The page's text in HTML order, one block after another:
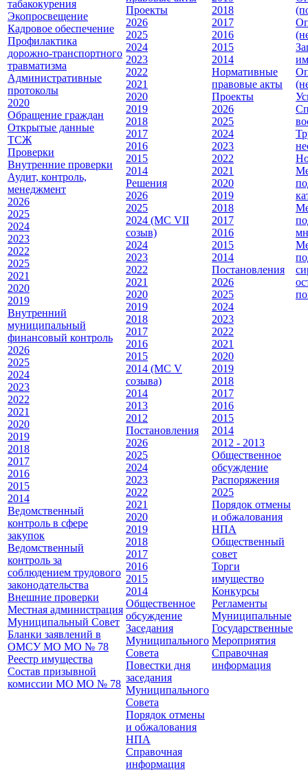
табакокурения
Экопросвещение
Кадровое обеспечение
Профилактика
дорожно-транспортного
травматизма
Административные
протоколы
2020
Обращение граждан
Открытые данные
ТСЖ
Проверки
Внутренние проверки
Аудит, контроль,
менеджмент
2026
2025
2024
2023
2022
2025
2021
2020
2019
Внутренний
муниципальный
финансовый контроль
2026
2025
2024
2023
2022
2021
2020
2019
2018
2017
2016
2015
2014
Ведомственный
контроль в сфере
закупок
Ведомственный
контроль за
соблюдением трудового
законодательства
Внешние проверки
Местная администрация
Муниципальный Совет
Бланки заявлений в
ОМСУ МО МО № 78
Реестр имущества
Состав призывной
комиссии МО МО № 78
Проекты
2026
2025
2024
2023
2022
2021
2020
2019
2018
2017
2016
2015
2014
Решения
2026
2025
2024 (МС VII
созыв)
2024
2023
2022
2021
2020
2019
2018
2017
2016
2015
2014 (МС V
созыва)
2014
2013
2012
Постановления
2026
2025
2024
2023
2022
2021
2020
2019
2018
2017
2016
2015
2014
Общественное
обсуждение
Заседания
Муниципального
Совета
Повестки дня
заседания
Муниципального
Совета
Порядок отмены
и обжалования
НПА
Справочная
информация
2018
2017
2016
2015
2014
Нормативные
правовые акты
Проекты
2026
2025
2024
2023
2022
2021
2020
2019
2018
2017
2016
2015
2014
Постановления
2026
2025
2024
2023
2022
2021
2020
2019
2018
2017
2016
2015
2014
2012 - 2013
Общественное
обсуждение
Распоряжения
2025
Порядок отмены
и обжалования
НПА
Общественный
совет
Торги
имущество
Конкурсы
Регламенты
Муниципальные
Государственные
Мероприятия
Справочная
информация